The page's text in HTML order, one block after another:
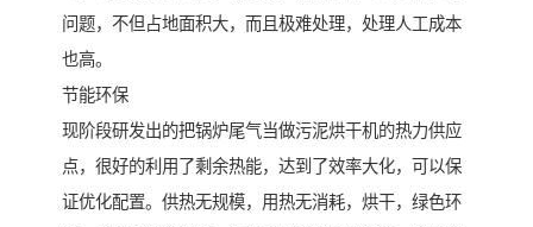
问题，不但占地面积大，而且极难处理，处理人工成本
也高。
节能环保
现阶段研发出的把锅炉尾气当做污泥烘干机的热力供应
点，很好的利用了剩余热能，达到了效率大化，可以保
证优化配置。供热无规模，用热无消耗，烘干，绿色环